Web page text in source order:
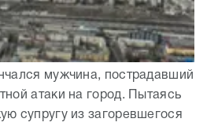
мужчина, пострадавший
атаки на город. Пытаясь
супругу из загоревшегося